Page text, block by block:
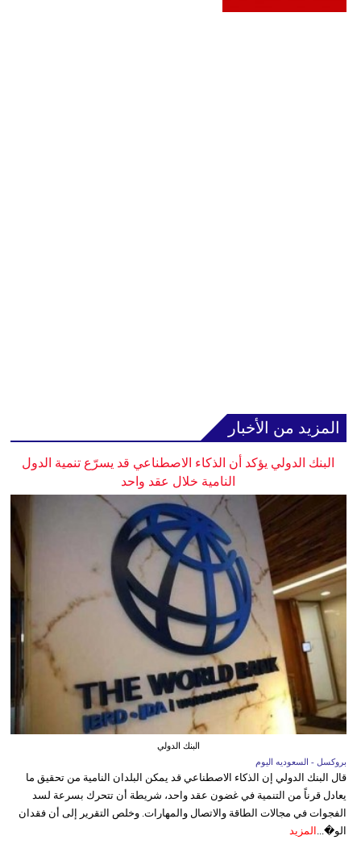
المزيد من الأخبار
البنك الدولي يؤكد أن الذكاء الاصطناعي قد يسرّع تنمية الدول
النامية خلال عقد واحد
البنك الدولي
بروكسل - السعوديه اليوم
قال البنك الدولي إن الذكاء الاصطناعي قد يمكن البلدان النامية من تحقيق ما
يعادل قرناً من التنمية في غضون عقد واحد، شريطة أن تتحرك بسرعة لسد
الفجوات في مجالات الطاقة والاتصال والمهارات. وخلص التقرير إلى أن فقدان
الو�... المزيد